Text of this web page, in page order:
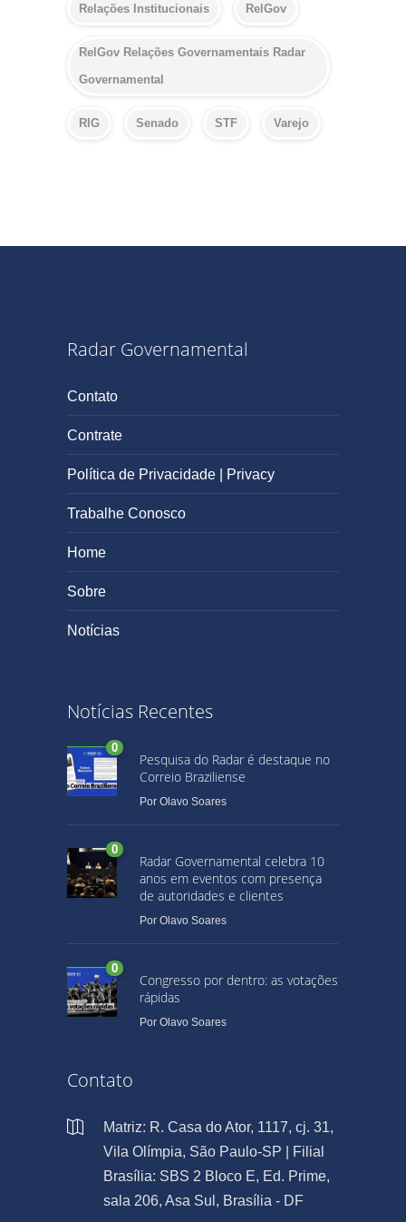
Relações Institucionais RelGov
RelGov Relações Governamentais Radar
Governamental
RIG Senado STF Varejo
Radar Governamental
Contato
Contrate
Política de Privacidade | Privacy
Trabalhe Conosco
Home
Sobre
Notícias
Notícias Recentes
0
Pesquisa do Radar é destaque no
Correio Braziliense
Por Olavo Soares
0
Radar Governamental celebra 10
anos em eventos com presença
de autoridades e clientes
Por Olavo Soares
0
Congresso por dentro: as votações
rápidas
Por Olavo Soares
Contato
Matriz: R. Casa do Ator, 1117, cj. 31,
Vila Olímpia, São Paulo-SP | Filial
Brasília: SBS 2 Bloco E, Ed. Prime,
sala 206, Asa Sul, Brasília - DF